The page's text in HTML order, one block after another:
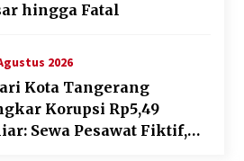
hingga Fatal
2026
Kota Tangerang
Korupsi Rp5,49
Sewa Pesawat Fiktif,